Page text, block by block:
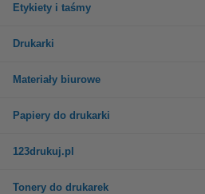
Etykiety i taśmy
Drukarki
Materiały biurowe
Papiery do drukarki
123drukuj.pl
Tonery do drukarek